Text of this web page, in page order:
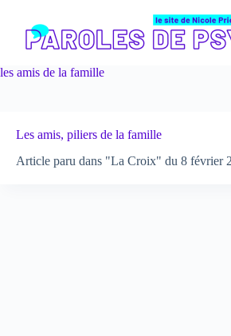
contenu
les amis de la famille
Les amis, piliers de la famille
Article paru dans "La Croix" du 8 février